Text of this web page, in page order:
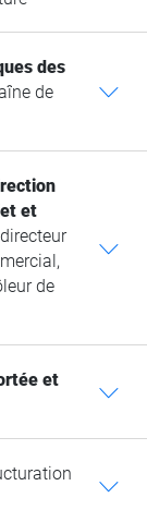
des
de
c
et
de
c
et
c
c